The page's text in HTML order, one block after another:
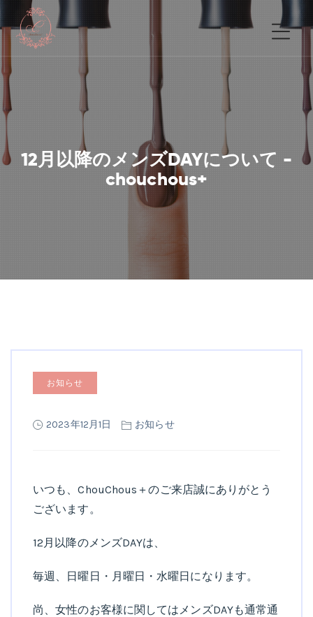
12月以降のメンズDAYについて -
chouchous+
お知らせ
2023年12月1日 お知らせ
いつも、ChouChous＋のご来店誠にありがとう
ございます。
12月以降のメンズDAYは、
毎週、日曜日・月曜日・水曜日になります。
尚、女性のお客様に関してはメンズDAYも通常通